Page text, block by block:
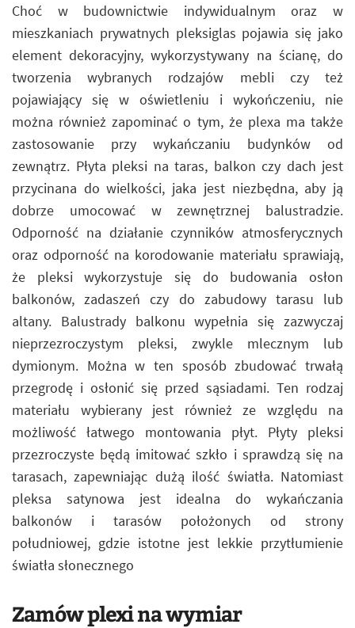
Choć w budownictwie indywidualnym oraz w
mieszkaniach prywatnych pleksiglas pojawia się jako
element dekoracyjny, wykorzystywany na ścianę, do
tworzenia wybranych rodzajów mebli czy też
pojawiający się w oświetleniu i wykończeniu, nie
można również zapominać o tym, że plexa ma także
zastosowanie przy wykańczaniu budynków od
zewnątrz. Płyta pleksi na taras, balkon czy dach jest
przycinana do wielkości, jaka jest niezbędna, aby ją
dobrze umocować w zewnętrznej balustradzie.
Odporność na działanie czynników atmosferycznych
oraz odporność na korodowanie materiału sprawiają,
że pleksi wykorzystuje się do budowania osłon
balkonów, zadaszeń czy do zabudowy tarasu lub
altany. Balustrady balkonu wypełnia się zazwyczaj
nieprzezroczystym pleksi, zwykle mlecznym lub
dymionym. Można w ten sposób zbudować trwałą
przegrodę i osłonić się przed sąsiadami. Ten rodzaj
materiału wybierany jest również ze względu na
możliwość łatwego montowania płyt. Płyty pleksi
przezroczyste będą imitować szkło i sprawdzą się na
tarasach, zapewniając dużą ilość światła. Natomiast
pleksa satynowa jest idealna do wykańczania
balkonów i tarasów położonych od strony
południowej, gdzie istotne jest lekkie przytłumienie
światła słonecznego
Zamów plexi na wymiar